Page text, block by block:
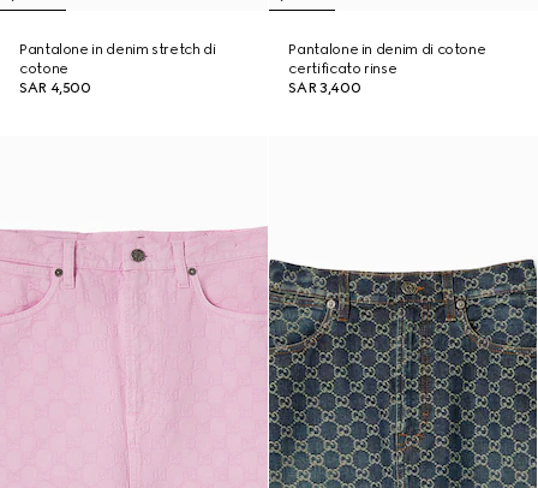
Pantalone in denim stretch di
cotone
SAR 4,500
Pantalone in denim di cotone
certificato rinse
SAR 3,400